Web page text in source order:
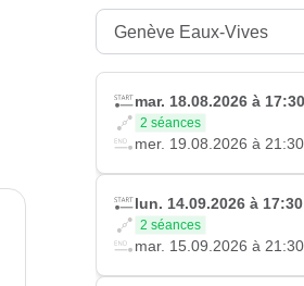
mar. 18.08.2026 à 17:30
2 séances
mer. 19.08.2026 à 21:30
lun. 14.09.2026 à 17:30
2 séances
mar. 15.09.2026 à 21:30